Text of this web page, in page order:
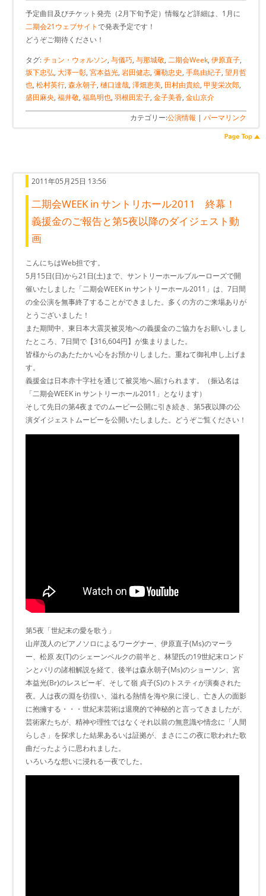
予定曲目及びチケット発売（2月下旬予定）情報など詳細は、1月に
二期会21ウェブサイトで発表予定です！
どうぞご期待ください！
タグ:チョン・ウォルソン, 与儀巧, 与那城敬, 二期会Week, 伊原直子,
坂下忠弘, 大澤一彰, 宮本益光, 岩田健志, 彌勒忠史, 手島由紀子, 望月哲
也, 松村英行, 森永朝子, 樋口達哉, 澤畑恵美, 田村由貴絵, 甲斐栄次郎,
盛田麻央, 福井敬, 福島明也, 羽根田宏子, 金子美香, 金山京介
カテゴリー:公演情報 | パーマリンク
2011年05月25日 13:56
二期会WEEK in サントリホール2011 終幕！
義援金のご報告と第5夜以降のダイジェスト動
画
こんにちはWeb担です。
5月15日(日)から21日(土)まで、サントリーホールブルーローズで開
催いたしました「二期会WEEK in サントリーホール2011」は、7日間
の全公演を無事終了することができました。多くの方のご来場ありが
とうございました！
また期間中、東日本大震災被災地への義援金のご協力をお願いしまし
たところ、7日間で【316,604円】が集まりました。
皆様からのあたたかい心をお預かりしました。重ねて御礼申し上げま
す。
義援金は日本赤十字社を通じて被災地へ届けられます。（振込名は
「二期会WEEK in サントリーホール2011」となります）
そして先日の第4夜までのムービー公開に引き続き、第5夜以降の公
演ダイジェストムービーを公開いたしました。どうぞご覧ください！
第5夜「世紀末の愛を歌う」
山岸茂人のピアノソロによるワーグナー、伊原直子(Ms)のマーラ
ー、松原 友(T)のシェーンベルクの前半と、林望氏の19世紀末ロンド
ンとパリの諸相解説を経て、後半は森永朝子(Ms)のショ­ーソン、宮
本益光(Br)のレスピーギ、そして嶺 貞子(S)のトスティが演奏された
夜。人は夜の淵を彷徨い、溢れる熱情を海や泉に浸し、亡き人の面影
に抱擁する・・・世紀末芸術は退­廃的で神秘的と言ってきましたが、
芸術家たちが、精神や理性ではなくそれ以前の無意識や情念に「人間
らしさ」を探求した結果あるいは証拠が、まさにこの夜に歌われた歌
曲だ­ったように思われました。
いろいろな想いに浸れる一夜でした。